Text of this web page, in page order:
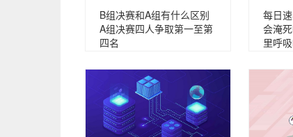
B组决赛和A组有什么区别
A组决赛四人争取第一至第
四名
每日
会淹
里呼吸